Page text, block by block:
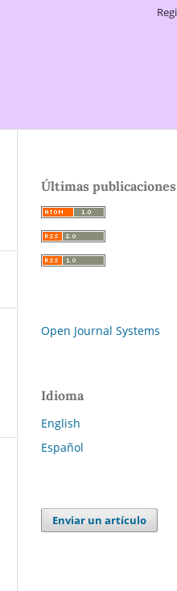
Últimas publicaciones
Open Journal Systems
Idioma
English
Español
Enviar un artículo